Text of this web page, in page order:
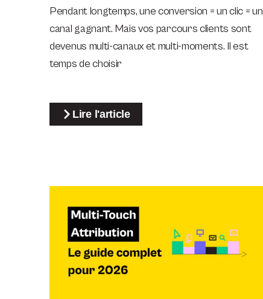
Pendant longtemps, une conversion = un clic = un
canal gagnant. Mais vos parcours clients sont
devenus multi-canaux et multi-moments. Il est
temps de choisir
Lire l'article